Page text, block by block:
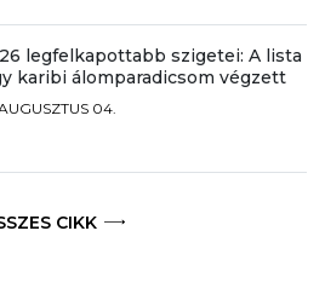
legfelkapottabb szigetei: A lista
karibi álomparadicsom végzett
04.
CIKK